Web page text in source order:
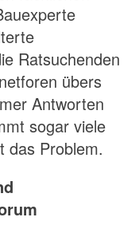
Ratsuchenden
übers
Antworten
sogar viele
das Problem.